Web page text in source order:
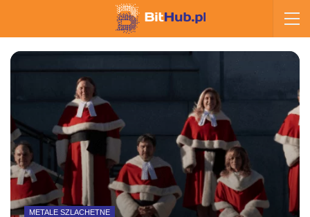
METALE SZLACHETNE